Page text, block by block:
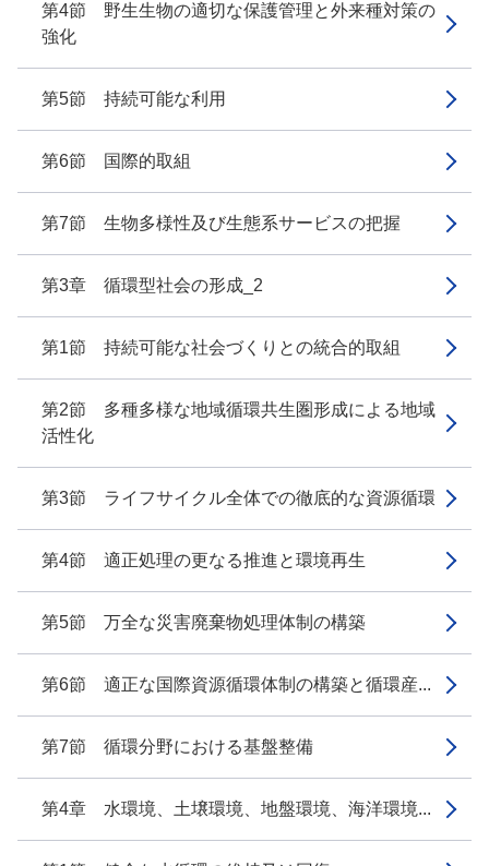
第4節 野生生物の適切な保護管理と外来種対策の
強化
第5節 持続可能な利用
第6節 国際的取組
第7節 生物多様性及び生態系サービスの把握
第3章 循環型社会の形成_2
第1節 持続可能な社会づくりとの統合的取組
第2節 多種多様な地域循環共生圏形成による地域
活性化
第3節 ライフサイクル全体での徹底的な資源循環
第4節 適正処理の更なる推進と環境再生
第5節 万全な災害廃棄物処理体制の構築
第6節 適正な国際資源循環体制の構築と循環産...
第7節 循環分野における基盤整備
第4章 水環境、土壌環境、地盤環境、海洋環境...